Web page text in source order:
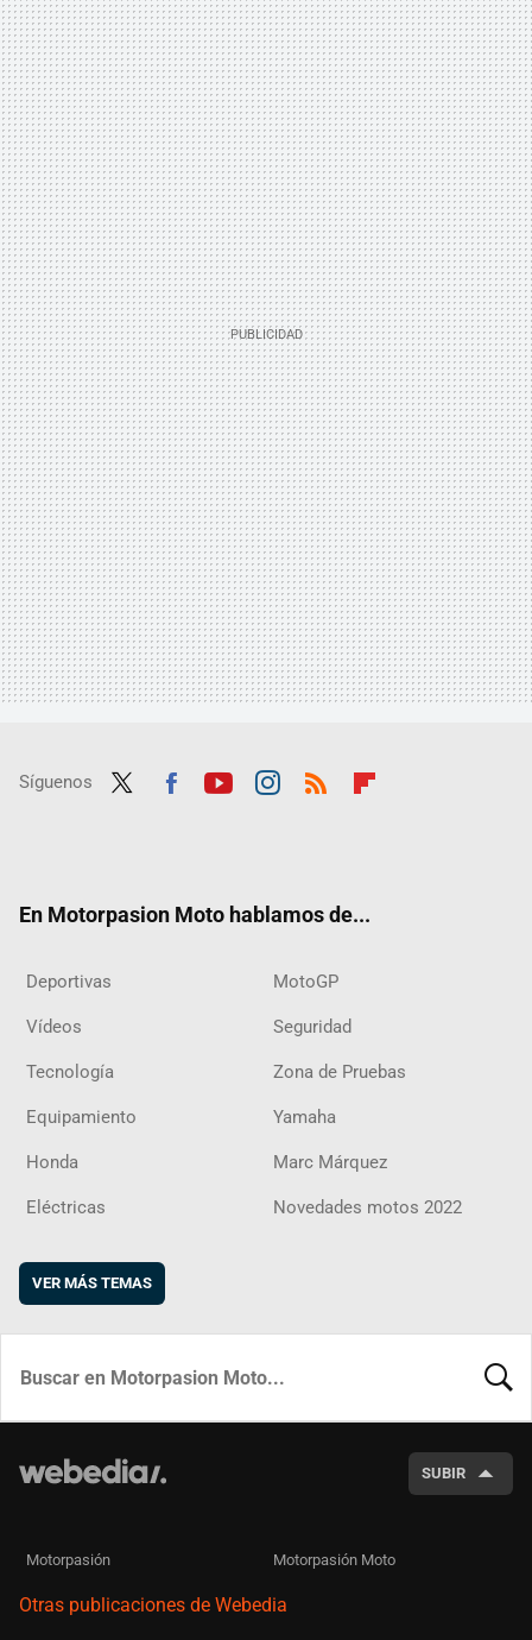
Síguenos
En Motorpasion Moto hablamos de...
Deportivas MotoGP
Vídeos Seguridad
Tecnología Zona de Pruebas
Equipamiento Yamaha
Honda Marc Márquez
Eléctricas Novedades motos 2022
VER MÁS TEMAS
SUBIR
Motorpasión Motorpasión Moto
Otras publicaciones de Webedia